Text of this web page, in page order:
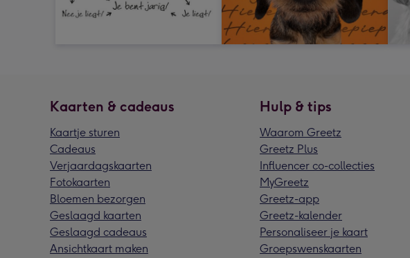
Kaarten & cadeaus
Kaartje sturen
Cadeaus
Verjaardagskaarten
Fotokaarten
Bloemen bezorgen
Geslaagd kaarten
Geslaagd cadeaus
Ansichtkaart maken
Hulp & tips
Waarom Greetz
Greetz Plus
Influencer co-collecties
MyGreetz
Greetz-app
Greetz-kalender
Personaliseer je kaart
Groepswenskaarten